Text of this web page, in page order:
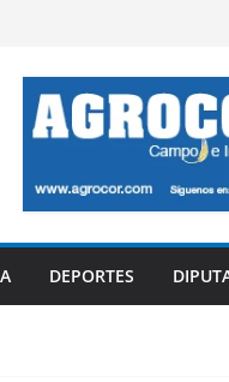
DEPORTES